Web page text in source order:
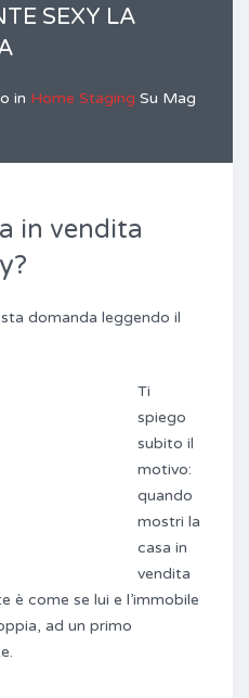
SEXY LA
in Home Staging Su Mag
in vendita
domanda leggendo il
Ti
spiego
subito il
motivo:
quando
mostri la
casa in
vendita
è come se lui e l’immobile
ad un primo